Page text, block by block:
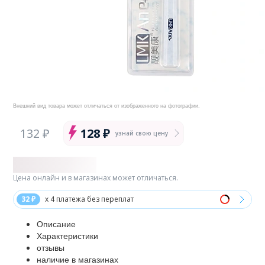
Внешний вид товара может отличаться от изображенного на фотографии.
132 ₽ 128 ₽ узнай свою цену
32 ₽ x 4 платежа без переплат
Цена онлайн и в магазинах может отличаться.
Описание
Характеристики
отзывы
наличие в магазинах